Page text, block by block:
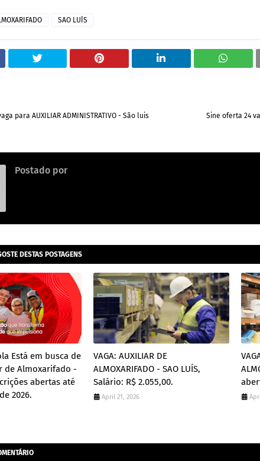
SAO LUÍS
Sine oferta 24
para AUXILIAR ADMINISTRATIVO - São luis
Postado por
DESTAS POSTAGENS
Está em busca de
de Almoxarifado -
abertas até
2026.
VAGA: AUXILIAR DE
ALMOXARIFADO - SAO LUÍS,
Salário: R$ 2.055,00.
April 21, 2026